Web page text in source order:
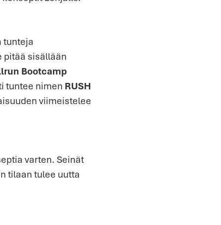
tunteja
pitää sisällään
Bootcamp
tuntee nimen RUSH
viimeistelee
varten. Seinät
tilaan tulee uutta